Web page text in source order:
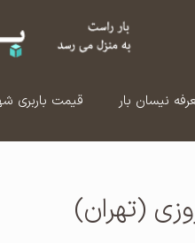
نیسان بار قیمت باربری
(تهران)